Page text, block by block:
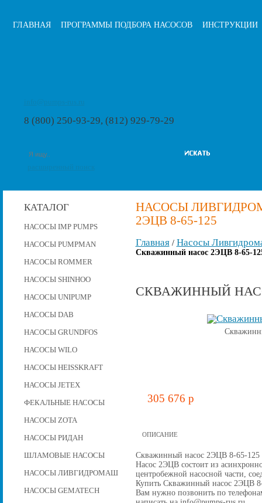
ГЛАВНАЯ ПРОГРАММЫ ПОДБОРА НАСОСОВ ИНСТРУКЦИИ
8 (800) 250-93-29, (812) 929-79-29
КАТАЛОГ
НАСОСЫ IMP PUMPS
НАСОСЫ PUMPMAN
НАСОСЫ ROMMER
НАСОСЫ SHINHOO
НАСОСЫ UNIPUMP
НАСОСЫ DAB
НАСОСЫ GRUNDFOS
НАСОСЫ WILO
НАСОСЫ HEISSKRAFT
НАСОСЫ JETEX
ФЕКАЛЬНЫЕ НАСОСЫ
НАСОСЫ ZOTA
НАСОСЫ РИДАН
ШЛАМОВЫЕ НАСОСЫ
НАСОСЫ ЛИВГИДРОМАШ
НАСОСЫ GEMATECH
НАСОСЫ
2ЭЦВ 8-65-125
Главная/ Насосы
Скважинный насос 2ЭЦВ 8-65-
СКВАЖИННЫЙ
305 676 p
ОПИСАНИЕ
Скважинный насос 2ЭЦВ 8-65-125
Насос 2ЭЦВ состоит из
центробежной наcосной части,
Купить Скважинный насос 2ЭЦВ 8-
Вам нужно позвонить по